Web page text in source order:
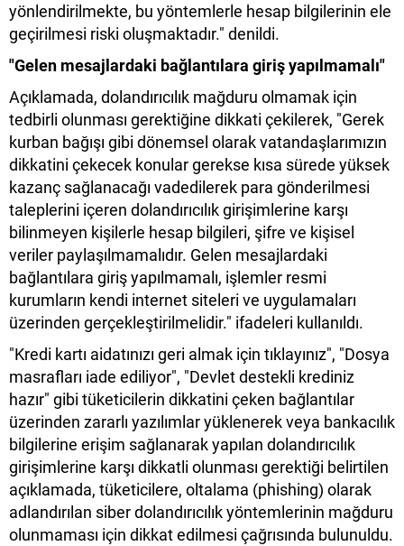
yönlendirilmekte, bu yöntemlerle hesap bilgilerinin ele
geçirilmesi riski oluşmaktadır." denildi.
"Gelen mesajlardaki bağlantılara giriş yapılmamalı"
Açıklamada, dolandırıcılık mağduru olmamak için
tedbirli olunması gerektiğine dikkati çekilerek, "Gerek
kurban bağışı gibi dönemsel olarak vatandaşlarımızın
dikkatini çekecek konular gerekse kısa sürede yüksek
kazanç sağlanacağı vadedilerek para gönderilmesi
taleplerini içeren dolandırıcılık girişimlerine karşı
bilinmeyen kişilerle hesap bilgileri, şifre ve kişisel
veriler paylaşılmamalıdır. Gelen mesajlardaki
bağlantılara giriş yapılmamalı, işlemler resmi
kurumların kendi internet siteleri ve uygulamaları
üzerinden gerçekleştirilmelidir." ifadeleri kullanıldı.
"Kredi kartı aidatınızı geri almak için tıklayınız", "Dosya
masrafları iade ediliyor", "Devlet destekli krediniz
hazır" gibi tüketicilerin dikkatini çeken bağlantılar
üzerinden zararlı yazılımlar yüklenerek veya bankacılık
bilgilerine erişim sağlanarak yapılan dolandırıcılık
girişimlerine karşı dikkatli olunması gerektiği belirtilen
açıklamada, tüketicilere, oltalama (phishing) olarak
adlandırılan siber dolandırıcılık yöntemlerinin mağduru
olunmaması için dikkat edilmesi çağrısında bulunuldu.